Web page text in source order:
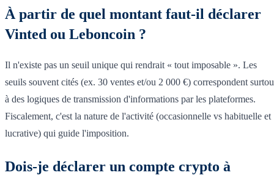
À partir de quel montant faut-il déclarer
Vinted ou Leboncoin ?
Il n'existe pas un seuil unique qui rendrait « tout imposable ». Les
seuils souvent cités (ex. 30 ventes et/ou 2 000 €) correspondent
à des logiques de transmission d'informations par les plateformes.
Fiscalement, c'est la nature de l'activité (occasionnelle vs habituelle et
lucrative) qui guide l'imposition.
Dois-je déclarer un compte crypto à